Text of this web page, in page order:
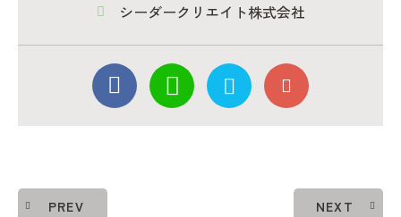
シーダークリエイト株式会社
PREV NEXT